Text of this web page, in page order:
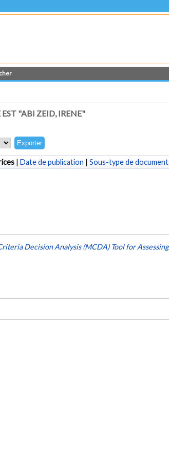
"ABI ZEID, IRENE"
| Date de publication | Sous-type de document
Decision Analysis (MCDA) Tool for